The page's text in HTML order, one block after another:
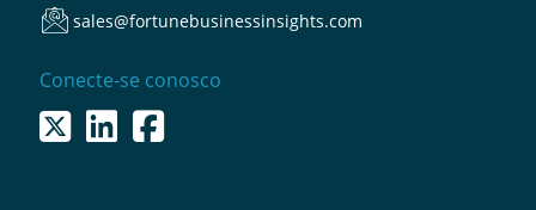
sales@fortunebusinessinsights.com
Conecte-se conosco